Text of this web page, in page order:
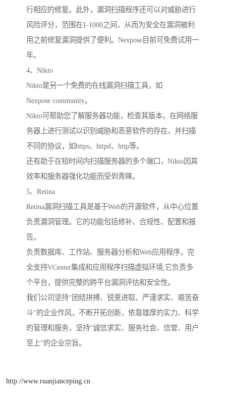
行相应的修复。此外，漏洞扫描程序还可以对威胁进行
风险评分，范围在1-1000之间，从而为安全在漏洞被利
用之前修复漏洞提供了便利。Nexpose目前可免费试用一
年。
4、Nikto
Nikto是另一个免费的在线漏洞扫描工具，如
Nexpose community。
Nikto可帮助您了解服务器功能，检查其版本，在网络服
务器上进行测试以识别威胁和恶意软件的存在，并扫描
不同的协议，如https、httpd、http等。
还有助于在短时间内扫描服务器的多个端口，Nikto因其
效率和服务器强化功能而受到青睐。
5、Retina
Retina漏洞扫描工具是基于Web的开源软件，从中心位置
负责漏洞管理。它的功能包括修补、合规性、配置和报
告。
负责数据库、工作站、服务器分析和Web应用程序，完
全支持VCenter集成和应用程序扫描虚拟环境;它负责多
个平台，提供完整的跨平台漏洞评估和安全性。
我们公司坚持“团结拼搏、锐意进取、严谨求实、艰苦奋
斗”的企业作风，不断开拓创新，依靠雄厚的实力、科学
的管理和服务，坚持“诚信求实、服务社会、信誉、用户
至上”的企业宗旨。
http://www.ruanjianceping.cn